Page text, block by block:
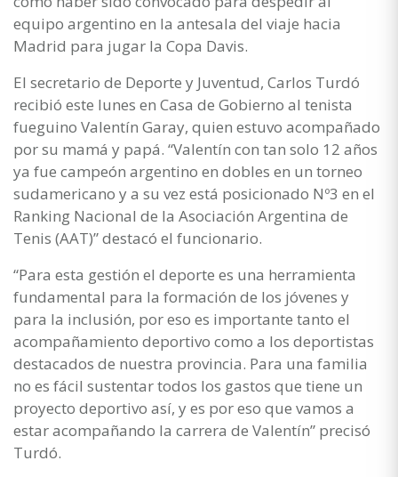
equipo argentino en la antesala del viaje hacia
Madrid para jugar la Copa Davis.
El secretario de Deporte y Juventud, Carlos Turdó
recibió este lunes en Casa de Gobierno al tenista
fueguino Valentín Garay, quien estuvo acompañado
por su mamá y papá. “Valentín con tan solo 12 años
ya fue campeón argentino en dobles en un torneo
sudamericano y a su vez está posicionado Nº3 en el
Ranking Nacional de la Asociación Argentina de
Tenis (AAT)” destacó el funcionario.
“Para esta gestión el deporte es una herramienta
fundamental para la formación de los jóvenes y
para la inclusión, por eso es importante tanto el
acompañamiento deportivo como a los deportistas
destacados de nuestra provincia. Para una familia
no es fácil sustentar todos los gastos que tiene un
proyecto deportivo así, y es por eso que vamos a
estar acompañando la carrera de Valentín” precisó
Turdó.